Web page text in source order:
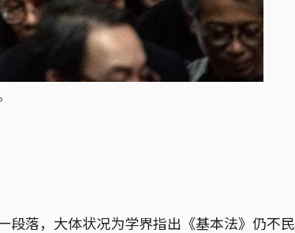
段落，大体状况为学界指出《基本法》仍不民